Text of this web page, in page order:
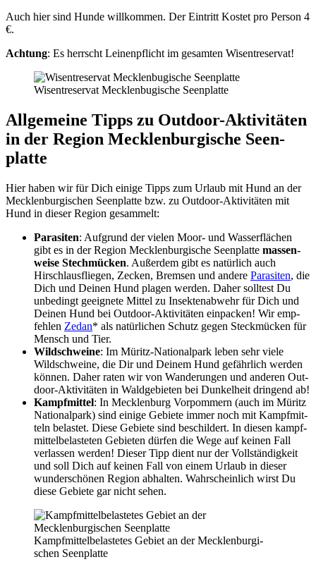
Auch hier sind Hun­de will­kom­men. Der Ein­tritt Kos­tet pro Per­son 4
€.
Ach­tung: Es herrscht Lei­nen­pflicht im gesam­ten Wisen­t­re­ser­vat!
Wisen­t­re­ser­vat Meck­len­bu­gi­sche Seen­plat­te
All­ge­mei­ne Tipps zu Out­door-Akti­vi­tä­ten
in der Regi­on Meck­len­bur­gi­sche Seen­
plat­te
Hier haben wir für Dich eini­ge Tipps zum Urlaub mit Hund an der
Meck­len­bur­gi­schen Seen­plat­te bzw. zu Out­door-Akti­vi­tä­ten mit
Hund in die­ser Regi­on gesam­melt:
Para­si­ten: Auf­grund der vie­len Moor- und Was­ser­flä­chen
gibt es in der Regi­on Meck­len­bur­gi­sche Seen­plat­te mas­sen­
wei­se Stech­mü­cken. Außer­dem gibt es natür­lich auch
Hirschlaus­flie­gen, Zecken, Brem­sen und ande­re Para­si­ten, die
Dich und Dei­nen Hund pla­gen wer­den. Daher soll­test Du
unbe­dingt geeig­ne­te Mit­tel zu Insek­ten­ab­wehr für Dich und
Dei­nen Hund bei Out­door-Akti­vi­tä­ten ein­pa­cken! Wir emp­
feh­len Zedan* als natür­li­chen Schutz gegen Steck­mü­cken für
Mensch und Tier.
Wild­schwei­ne: Im Müritz-Natio­nal­park leben sehr vie­le
Wild­schwei­ne, die Dir und Dei­nem Hund gefähr­lich wer­den
kön­nen. Daher raten wir von Wan­de­run­gen und ande­ren Out­
door-Akti­vi­tä­ten in Wald­ge­bie­ten bei Dun­kel­heit drin­gend ab!
Kampf­mit­tel: In Meck­len­burg Vor­pom­mern (auch im Müritz
Natio­nal­park) sind eini­ge Gebie­te immer noch mit Kampf­mit­
teln belas­tet. Die­se Gebie­te sind beschil­dert. In die­sen kampf­
mit­tel­be­las­te­ten Gebie­ten dür­fen die Wege auf kei­nen Fall
ver­las­sen wer­den! Die­ser Tipp dient nur der Voll­stän­dig­keit
und soll Dich auf kei­nen Fall von einem Urlaub in die­ser
wun­der­schö­nen Regi­on abhal­ten. Wahr­schein­lich wirst Du
die­se Gebie­te gar nicht sehen.
Kampf­mit­tel­be­las­te­tes Gebiet an der Meck­len­bur­gi­
schen Seen­plat­te